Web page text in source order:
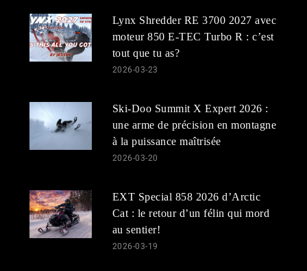
Lynx Shredder RE 3700 2027 avec
moteur 850 E-TEC Turbo R : c’est
tout que tu as?
2026-03-23
Ski-Doo Summit X Expert 2026 :
une arme de précision en montagne
à la puissance maîtrisée
2026-03-20
EXT Special 858 2026 d’Arctic
Cat : le retour d’un félin qui mord
au sentier!
2026-03-19